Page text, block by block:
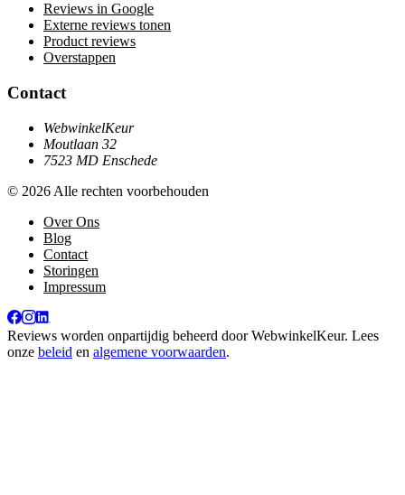
Reviews in Google
Externe reviews tonen
Product reviews
Overstappen
Contact
WebwinkelKeur
Moutlaan 32
7523 MD Enschede
© 2026 Alle rechten voorbehouden
Over Ons
Blog
Contact
Storingen
Impressum
Reviews worden onpartijdig beheerd doorWebwinkelKeur. Lees
onze beleid en algemene voorwaarden.